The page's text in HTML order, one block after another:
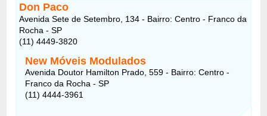
Don Paco
Avenida Sete de Setembro, 134 - Bairro: Centro - Franco da
Rocha - SP
(11) 4449-3820
New Móveis Modulados
Avenida Doutor Hamilton Prado, 559 - Bairro: Centro -
Franco da Rocha - SP
(11) 4444-3961